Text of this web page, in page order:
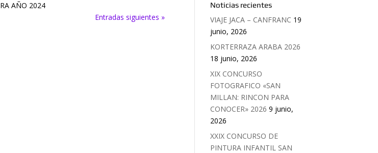
AÑO 2024
Entradas siguientes »
Noticias recientes
VIAJE JACA – CANFRANC 19
junio, 2026
KORTERRAZA ARABA 2026
18 junio, 2026
XIX CONCURSO
FOTOGRAFICO «SAN
MILLAN: RINCON PARA
CONOCER» 2026 9 junio,
2026
XXIX CONCURSO DE
PINTURA INFANTIL SAN